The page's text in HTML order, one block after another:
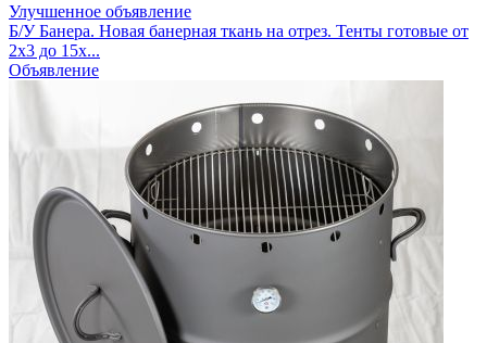
Улучшенное объявление
Б/У Банера. Новая банерная ткань на отрез. Тенты готовые от
2х3 до 15х...
Объявление